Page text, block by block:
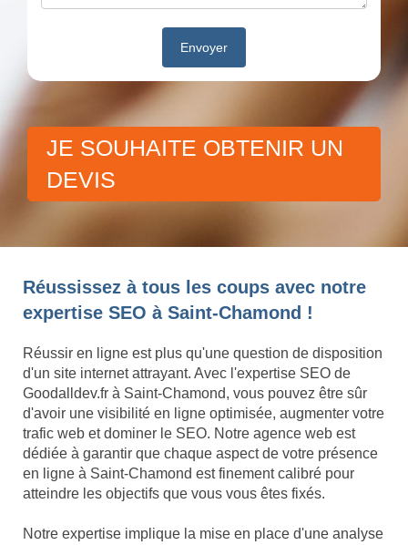
JE SOUHAITE OBTENIR UN
DEVIS
Réussissez à tous les coups avec notre
expertise SEO à Saint-Chamond !
Réussir en ligne est plus qu'une question de disposition
d'un site internet attrayant. Avec l'expertise SEO de
Goodalldev.fr à Saint-Chamond, vous pouvez être sûr
d'avoir une visibilité en ligne optimisée, augmenter votre
trafic web et dominer le SEO. Notre agence web est
dédiée à garantir que chaque aspect de votre présence
en ligne à Saint-Chamond est finement calibré pour
atteindre les objectifs que vous vous êtes fixés.
Notre expertise implique la mise en place d'une analyse